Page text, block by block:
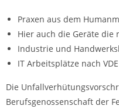
Praxen aus dem
Hier auch die Geräte die
Industrie und
IT Arbeitsplätze nach
Die
Berufsgenossenschaft der